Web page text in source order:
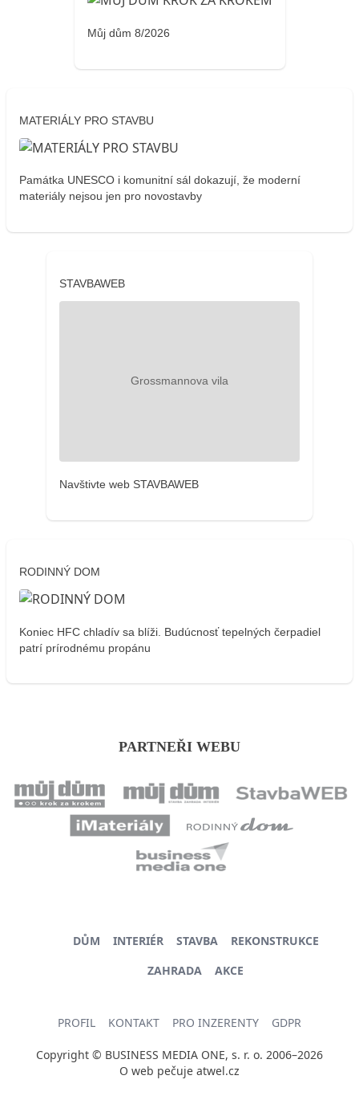
Můj dům 8/2026
MATERIÁLY PRO STAVBU
Památka UNESCO i komunitní sál dokazují, že moderní
materiály nejsou jen pro novostavby
STAVBAWEB
Navštivte web STAVBAWEB
RODINNÝ DOM
Koniec HFC chladív sa blíži. Budúcnosť tepelných čerpadiel
patrí prírodnému propánu
PARTNEŘI WEBU
DŮM INTERIÉR STAVBA
REKONSTRUKCE
ZAHRADA
AKCE
PROFIL KONTAKT PRO INZERENTY GDPR
Copyright © BUSINESS MEDIA ONE, s. r. o. 2006–2026